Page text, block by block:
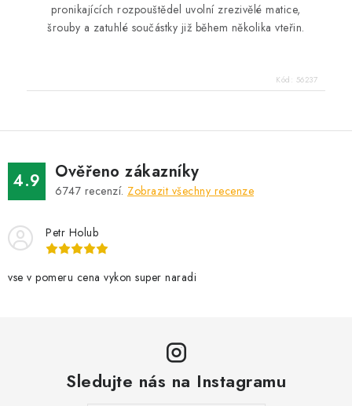
pronikajících rozpouštědel uvolní zrezivělé matice,
šrouby a zatuhlé součástky již během několika vteřin.
Kód: 56237
4.9 Ověřeno zákazníky
6747 recenzí. Zobrazit všechny recenze
Petr Holub
vse v pomeru cena vykon super naradi
Sledujte nás na Instagramu